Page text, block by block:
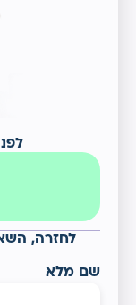
לחזרה,
שם מלא